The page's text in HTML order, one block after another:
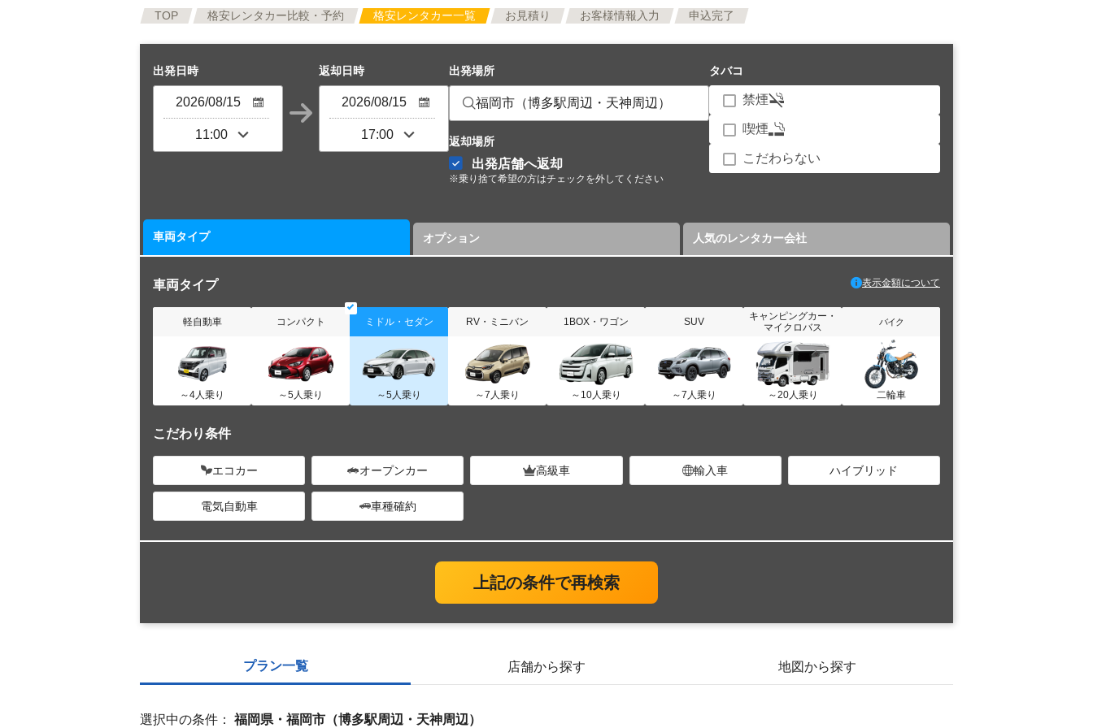
TOP 格安レンタカー比較・予約 格安レンタカー一覧 お見積り お客様情報入力 申込完了
出発日時 返却日時 出発場所
福岡市（博多駅周辺・天神周辺）
返却場所
出発店舗へ返却
※乗り捨て希望の方はチェックを外してください
タバコ
禁煙
喫煙
こだわらない
車両タイプ オプション 人気のレンタカー会社
車両タイプ 表示金額について
軽自動車
～4人乗り
コンパクト
～5人乗り
ミドル・セダン
～5人乗り
RV・ミニバン
～7人乗り
1BOX・ワゴン
～10人乗り
SUV
～7人乗り
キャンピングカー・
マイクロバス
～20人乗り
バイク
二輪車
こだわり条件
エコカー オープンカー 高級車 輸入車 ハイブリッド
電気自動車 車種確約
上記の条件で再検索
プラン一覧 店舗から探す 地図から探す
選択中の条件： 福岡県・福岡市（博多駅周辺・天神周辺）